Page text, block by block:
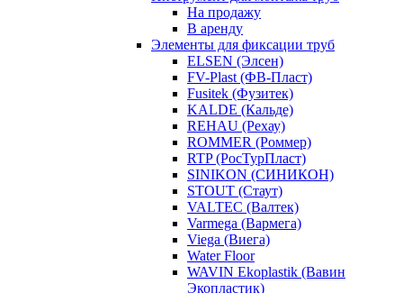
На продажу
В аренду
Элементы для фиксации труб
ELSEN (Элсен)
FV-Plast (ФВ-Пласт)
Fusitek (Фузитек)
KALDE (Кальде)
REHAU (Рехау)
ROMMER (Роммер)
RTP (РосТурПласт)
SINIKON (СИНИКОН)
STOUT (Стаут)
VALTEC (Валтек)
Varmega (Вармега)
Viega (Виега)
Water Floor
WAVIN Ekoplastik (Вавин
Экопластик)